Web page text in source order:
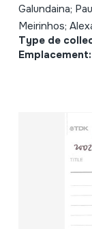
Galundaina;
Meirinhos;
Type de
Emplacement: